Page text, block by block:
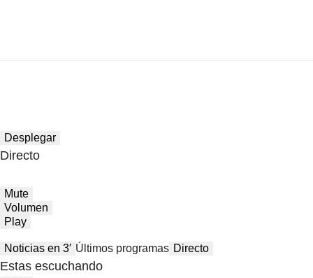
Desplegar
Directo
Mute
Volumen
Play
Noticias en 3′ Últimos programas Directo
Estas escuchando